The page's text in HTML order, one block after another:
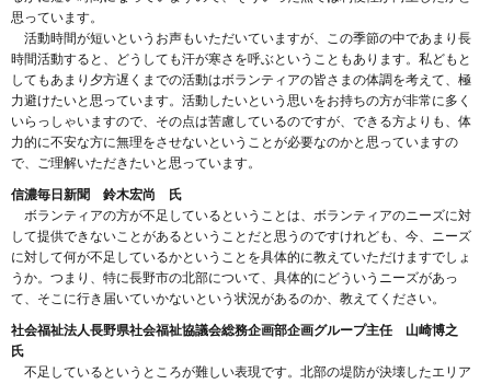
思っています。
活動時間が短いというお声もいただいていますが、この季節の中であまり長
時間活動すると、どうしても汗が寒さを呼ぶということもあります。私どもと
してもあまり夕方遅くまでの活動はボランティアの皆さまの体調を考えて、極
力避けたいと思っています。活動したいという思いをお持ちの方が非常に多く
いらっしゃいますので、その点は苦慮しているのですが、できる方よりも、体
力的に不安な方に無理をさせないということが必要なのかと思っていますの
で、ご理解いただきたいと思っています。
信濃毎日新聞 鈴木宏尚 氏
ボランティアの方が不足しているということは、ボランティアのニーズに対
して提供できないことがあるということだと思うのですけれども、今、ニーズ
に対して何が不足しているかということを具体的に教えていただけますでしょ
うか。つまり、特に長野市の北部について、具体的にどういうニーズがあっ
て、そこに行き届いていかないという状況があるのか、教えてください。
社会福祉法人長野県社会福祉協議会総務企画部企画グループ主任 山崎博之
氏
不足しているというところが難しい表現です。北部の堤防が決壊したエリア